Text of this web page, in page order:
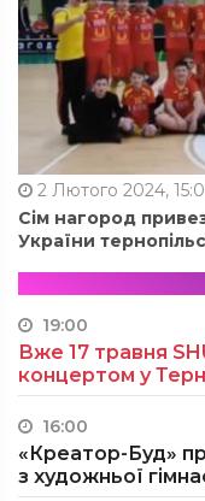
2 Лютого 2024,
Сім нагород
України
19:00
Вже 17 травня
концертом у
16:00
«Креатор-Буд»
з художньої